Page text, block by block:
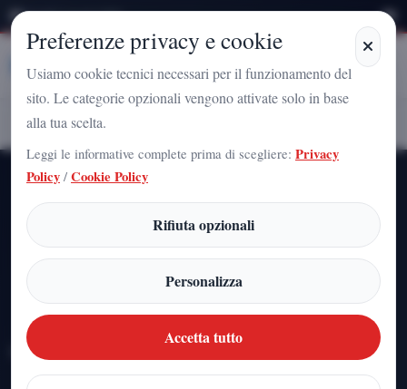
Venerdì 7 Agosto 2026
StampaCampania
Home Articoli
Archivio firma
Redazione
Tutti gli articoli pubblicati con questa firma, ordinati dal piu
recente.
121
Preferenze privacy e cookie
Usiamo cookie tecnici necessari per il funzionamento del
sito. Le categorie opzionali vengono attivate solo in base
alla tua scelta.
Leggi le informative complete prima di scegliere: Privacy
Policy / Cookie Policy
Rifiuta opzionali
Personalizza
Accetta tutto